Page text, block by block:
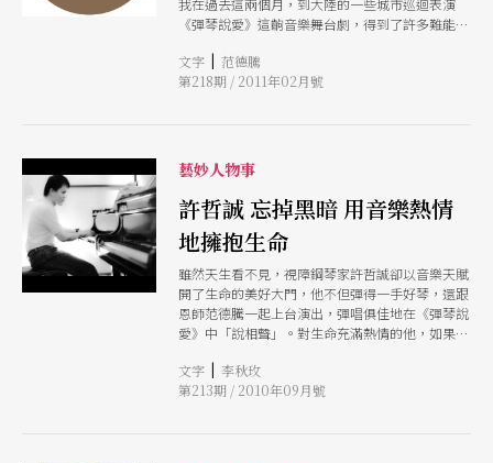
我在過去這兩個月，到大陸的一些城市巡迴表演
《彈琴說愛》這齣音樂舞台劇，得到了許多難能可
法逃避這個事實：為什麼國王企鵝還在台北路上閒
晃？
文字 | 范德騰
第218期 / 2011年02月號
藝妙人物事
許哲誠 忘掉黑暗 用音樂熱情
地擁抱生命
雖然天生看不見，視障鋼琴家許哲誠卻以音樂天賦
開了生命的美好大門，他不但彈得一手好琴，還跟
恩師范德騰一起上台演出，彈唱俱佳地在《彈琴說
愛》中「說相聲」。對生命充滿熱情的他，如果可
抱這個世界，樂於相信人性的善良。
文字 | 李秋玫
第213期 / 2010年09月號